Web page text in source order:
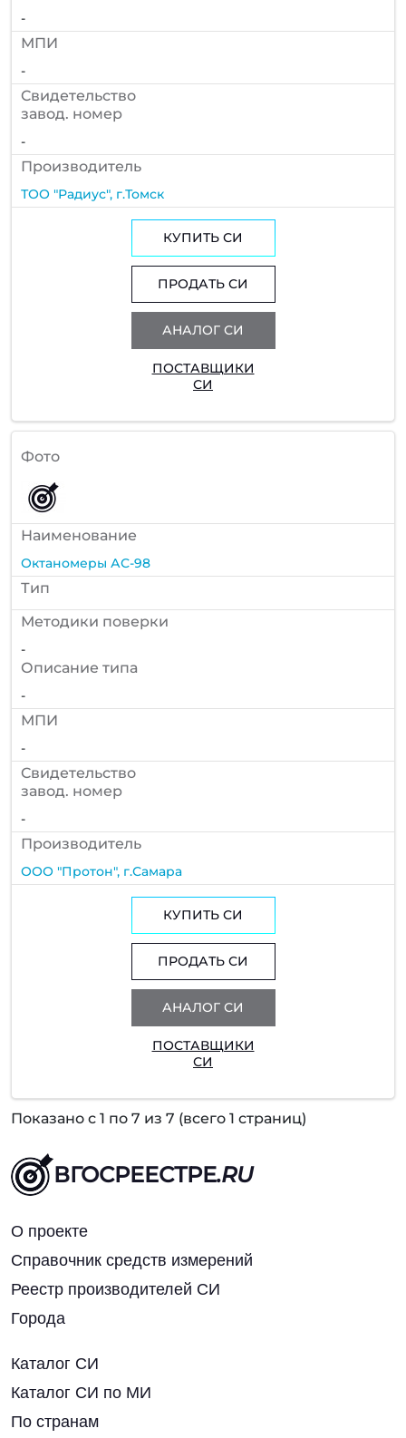
-
МПИ
-
Cвидетельство
завод. номер
-
Производитель
ТОО "Радиус", г.Томск
КУПИТЬ СИ
ПРОДАТЬ СИ
АНАЛОГ СИ
ПОСТАВЩИКИ
СИ
Фото
Наименование
Октаномеры АС-98
Тип
Методики поверки
-
Описание типа
-
МПИ
-
Cвидетельство
завод. номер
-
Производитель
ООО "Протон", г.Самара
КУПИТЬ СИ
ПРОДАТЬ СИ
АНАЛОГ СИ
ПОСТАВЩИКИ
СИ
Показано с 1 по 7 из 7 (всего 1 страниц)
ВГОСРЕЕСТРЕ.RU
О проекте
Справочник средств измерений
Реестр производителей СИ
Города
Каталог СИ
Каталог СИ по МИ
По странам